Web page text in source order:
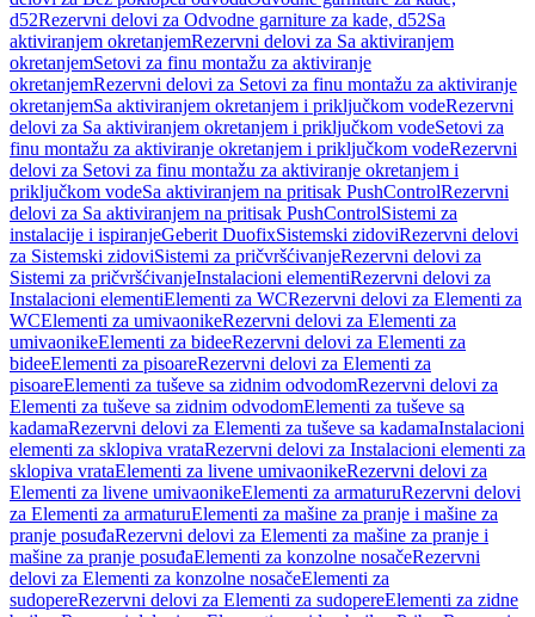
d52Rezervni delovi za Odvodne garniture za kade, d52Sa
aktiviranjem okretanjemRezervni delovi za Sa aktiviranjem
okretanjemSetovi za finu montažu za aktiviranje
okretanjemRezervni delovi za Setovi za finu montažu za aktiviranje
okretanjemSa aktiviranjem okretanjem i priključkom vodeRezervni
delovi za Sa aktiviranjem okretanjem i priključkom vodeSetovi za
finu montažu za aktiviranje okretanjem i priključkom vodeRezervni
delovi za Setovi za finu montažu za aktiviranje okretanjem i
priključkom vodeSa aktiviranjem na pritisak PushControlRezervni
delovi za Sa aktiviranjem na pritisak PushControlSistemi za
instalacije i ispiranjeGeberit DuofixSistemski zidoviRezervni delovi
za Sistemski zidoviSistemi za pričvršćivanjeRezervni delovi za
Sistemi za pričvršćivanjeInstalacioni elementiRezervni delovi za
Instalacioni elementiElementi za WCRezervni delovi za Elementi za
WCElementi za umivaonikeRezervni delovi za Elementi za
umivaonikeElementi za bideeRezervni delovi za Elementi za
bideeElementi za pisoareRezervni delovi za Elementi za
pisoareElementi za tuševe sa zidnim odvodomRezervni delovi za
Elementi za tuševe sa zidnim odvodomElementi za tuševe sa
kadamaRezervni delovi za Elementi za tuševe sa kadamaInstalacioni
elementi za sklopiva vrataRezervni delovi za Instalacioni elementi za
sklopiva vrataElementi za livene umivaonikeRezervni delovi za
Elementi za livene umivaonikeElementi za armaturuRezervni delovi
za Elementi za armaturuElementi za mašine za pranje i mašine za
pranje posuđaRezervni delovi za Elementi za mašine za pranje i
mašine za pranje posuđaElementi za konzolne nosačeRezervni
delovi za Elementi za konzolne nosačeElementi za
sudopereRezervni delovi za Elementi za sudopereElementi za zidne